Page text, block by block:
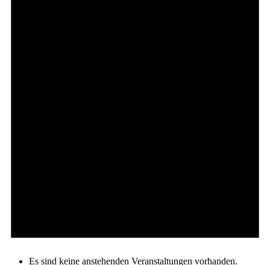
Es sind keine anstehenden Veranstaltungen vorhanden.